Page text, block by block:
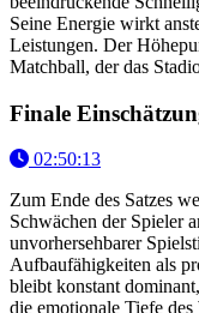
Seine Energie wirkt
Leistungen. Der
Matchball, der das
Finale
02:50:13
Zum Ende des Satzes
Schwächen der Spieler
unvorhersehbarer
Aufbaufähigkeiten als
bleibt konstant
die emotionale Tiefe